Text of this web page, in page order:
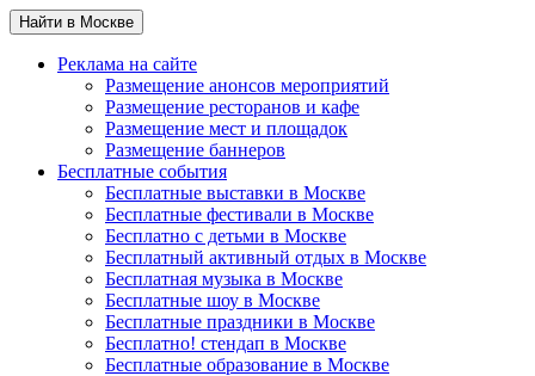
Найти в Москве
Реклама на сайте
Размещение анонсов мероприятий
Размещение ресторанов и кафе
Размещение мест и площадок
Размещение баннеров
Бесплатные события
Бесплатные выставки в Москве
Бесплатные фестивали в Москве
Бесплатно с детьми в Москве
Бесплатный активный отдых в Москве
Бесплатная музыка в Москве
Бесплатные шоу в Москве
Бесплатные праздники в Москве
Бесплатно! стендап в Москве
Бесплатные образование в Москве